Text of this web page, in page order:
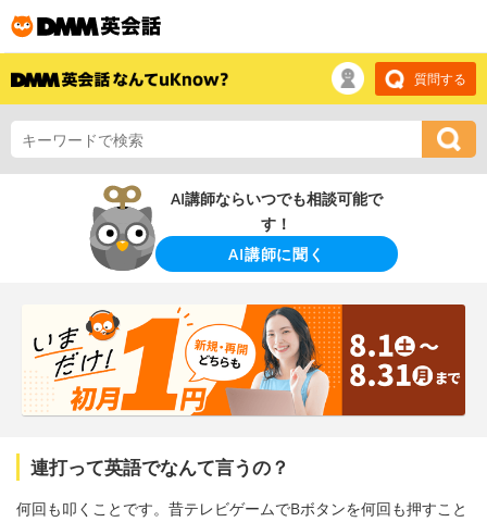
質問する
AI講師ならいつでも相談可能で
す！
AI講師に聞く
連打って英語でなんて言うの？
何回も叩くことです。昔テレビゲームでBボタンを何回も押すこと